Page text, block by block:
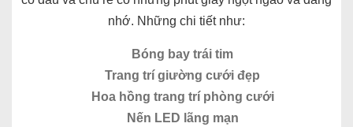
nhớ. Những chi tiết như:
Bóng bay trái tim
Trang trí giường cưới đẹp
Hoa hồng trang trí phòng cưới
Nến LED lãng mạn